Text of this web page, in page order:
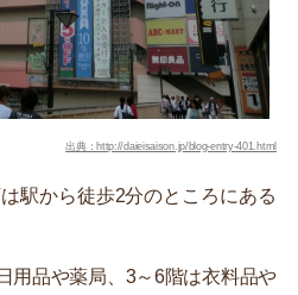
出典：http://daieisaison.jp/blog-entry-401.html
駅から徒歩2分のところにある
用品や薬局、3～6階は衣料品や